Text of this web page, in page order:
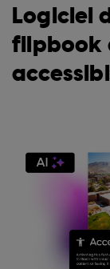
Logiciel
flipbook